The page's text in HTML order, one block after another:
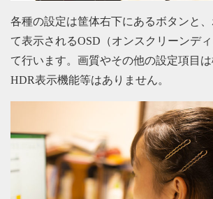
各種の設定は筐体右下にあるボタンと
て表示されるOSD（オンスクリーンデ
て行います。画質やその他の設定項目は
HDR表示機能等はありません。